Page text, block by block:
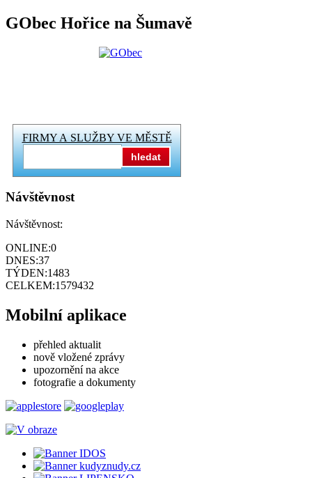
GObec Hořice na Šumavě
FIRMY A SLUŽBY VE MĚSTĚ
hledat
Návštěvnost
Návštěvnost:
ONLINE:0
DNES:37
TÝDEN:1483
CELKEM:1579432
Mobilní aplikace
přehled aktualit
nově vložené zprávy
upozornění na akce
fotografie a dokumenty